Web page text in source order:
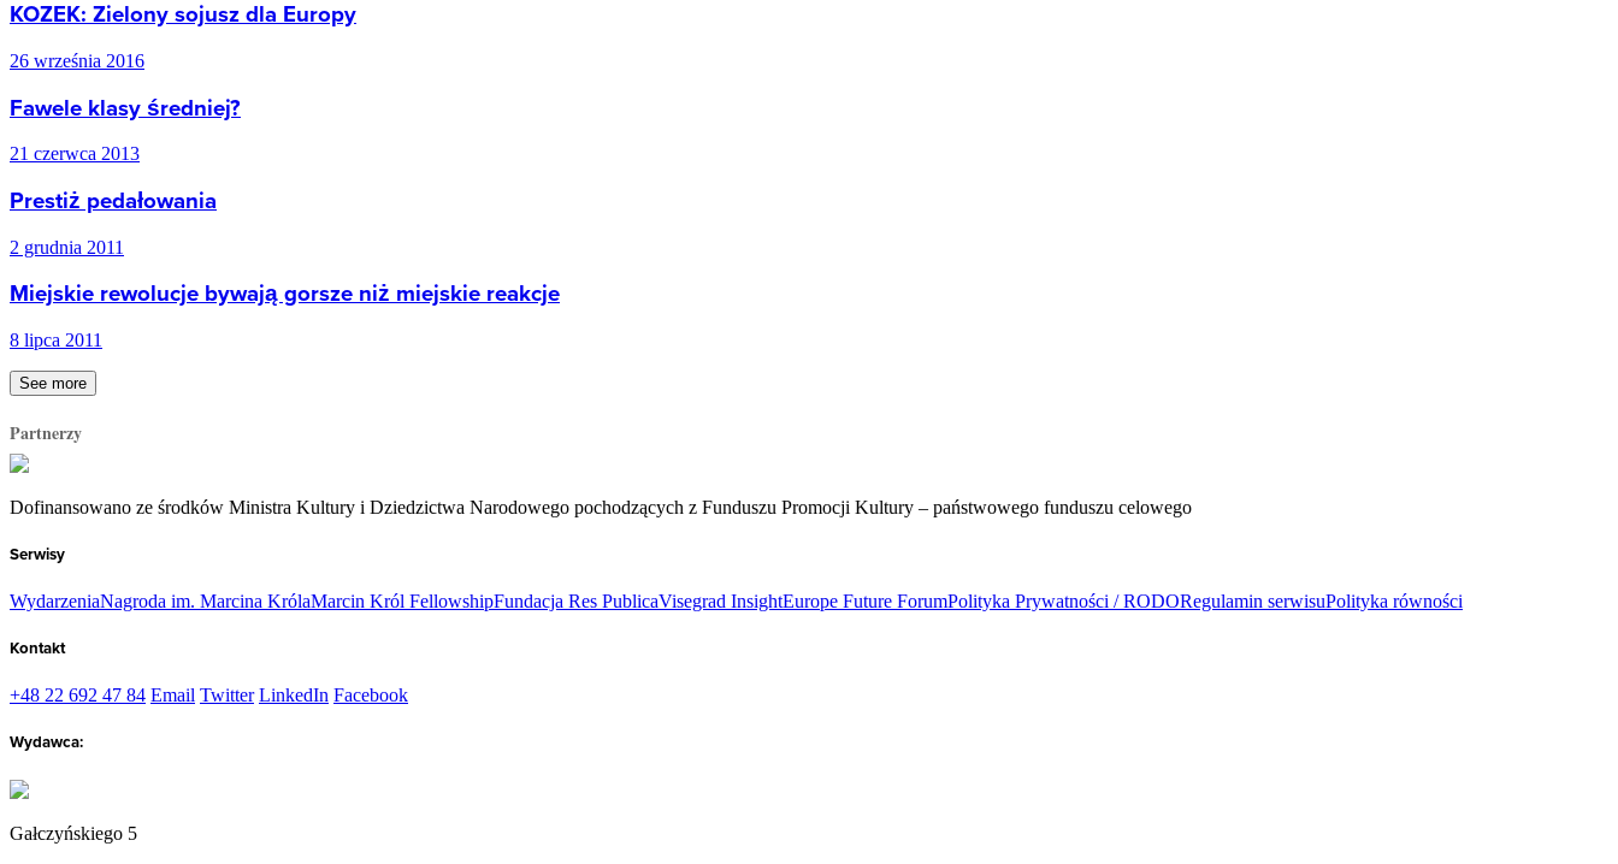
KOZEK: Zielony sojusz dla Europy
26 września 2016
Fawele klasy średniej?
21 czerwca 2013
Prestiż pedałowania
2 grudnia 2011
Miejskie rewolucje bywają gorsze niż miejskie reakcje
8 lipca 2011
See more
Partnerzy
Dofinansowano ze środków Ministra Kultury i Dziedzictwa Narodowego pochodzących z Funduszu Promocji Kultury – państwowego funduszu celowego
Serwisy
WydarzeniaNagroda im. Marcina KrólaMarcin Król FellowshipFundacja Res PublicaVisegrad InsightEurope Future ForumPolityka Prywatności / RODORegulamin serwisuPolityka równości
Kontakt
+48 22 692 47 84 Email Twitter LinkedIn Facebook
Wydawca:
Gałczyńskiego 5